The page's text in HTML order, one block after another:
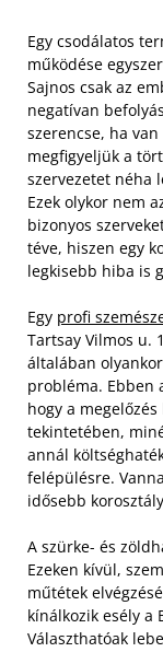
Egy csodálatos
működése
Sajnos csak az
negatívan
szerencse, ha
megfigyeljük a
szervezetet néha
Ezek olykor nem
bizonyos
téve, hiszen egy
legkisebb hiba is
Egy profi
Tartsay Vilmos u.
általában
probléma. Ebben
hogy a
tekintetében,
annál
felépülésre.
idősebb
A szürke- és
Ezeken kívül,
műtétek
kínálkozik esély a
Választhatóak